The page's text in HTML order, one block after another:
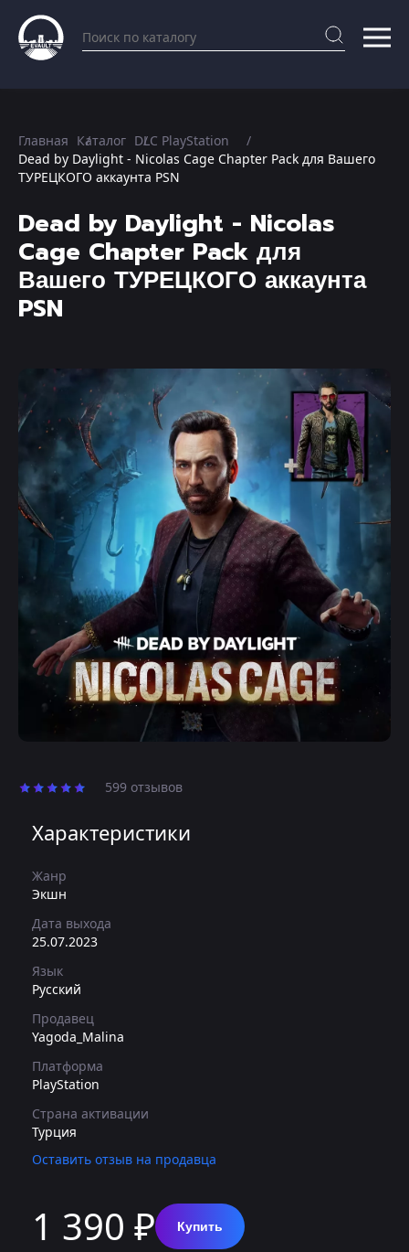
Главная Каталог DLC PlayStation
Dead by Daylight - Nicolas Cage Chapter Pack для Вашего
ТУРЕЦКОГО аккаунта PSN
Dead by Daylight - Nicolas
Cage Chapter Pack для
Вашего ТУРЕЦКОГО аккаунта
PSN
599 отзывов
Характеристики
Жанр
Экшн
Дата выхода
25.07.2023
Язык
Русский
Продавец
Yagoda_Malina
Платформа
PlayStation
Страна активации
Турция
Оставить отзыв на продавца
1 390 ₽ Купить